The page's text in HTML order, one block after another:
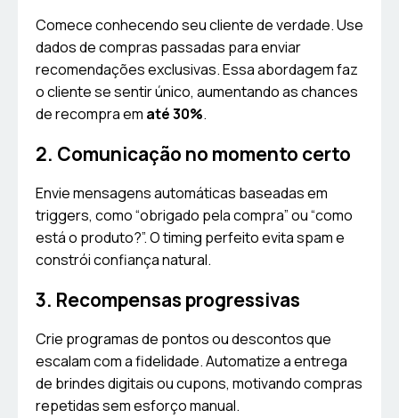
Comece conhecendo seu cliente de verdade. Use
dados de compras passadas para enviar
recomendações exclusivas. Essa abordagem faz
o cliente se sentir único, aumentando as chances
de recompra em até 30%.
2. Comunicação no momento certo
Envie mensagens automáticas baseadas em
triggers, como “obrigado pela compra” ou “como
está o produto?”. O timing perfeito evita spam e
constrói confiança natural.
3. Recompensas progressivas
Crie programas de pontos ou descontos que
escalam com a fidelidade. Automatize a entrega
de brindes digitais ou cupons, motivando compras
repetidas sem esforço manual.